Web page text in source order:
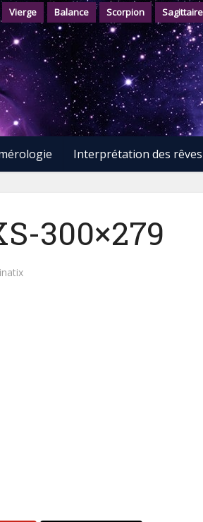
Vierge Balance Scorpion Sagittaire
Interprétation des rêves
300×279